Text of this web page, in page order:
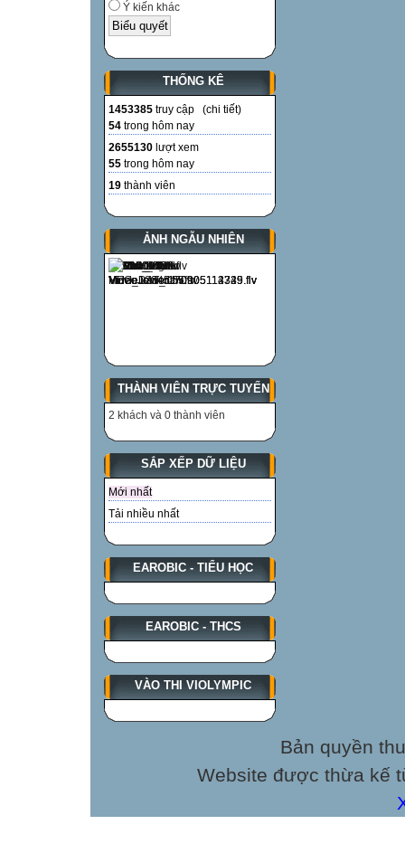
Ý kiến khác
THỐNG KÊ
1453385 truy cập (chi tiết)
54 trong hôm nay
2655130 lượt xem
55 trong hôm nay
19 thành viên
ẢNH NGẪU NHIÊN
THÀNH VIÊN TRỰC TUYẾN
2 khách và 0 thành viên
SẮP XẾP DỮ LIỆU
Mới nhất
Tải nhiều nhất
EAROBIC - TIỂU HỌC
EAROBIC - THCS
VÀO THI VIOLYMPIC
Bản quyền
Website được thừa kế